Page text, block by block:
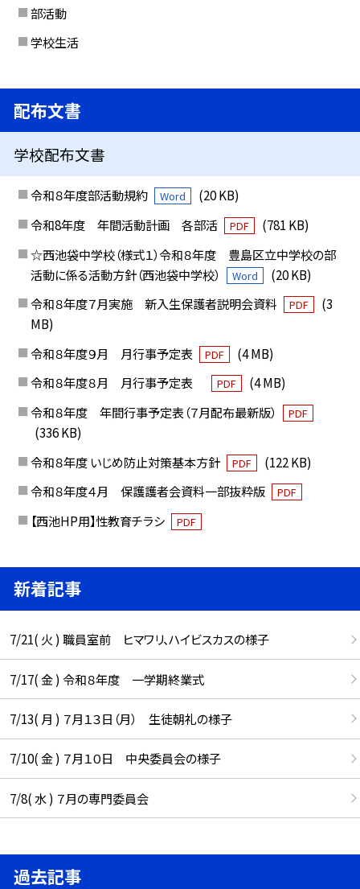
部活動
学校生活
配布文書
学校配布文書
令和８年度部活動規約 Word
(20 KB)
令和8年度 年間活動計画 各部活
PDF
(781 KB)
☆西池袋中学校（様式１）令和８年度 豊島区立中学校の部
活動に係る活動方針（西池袋中学校）
Word
(20 KB)
令和８年度７月実施 新入生保護者説明会資料
PDF
(3
MB)
令和８年度９月 月行事予定表
PDF
(4 MB)
令和８年度８月 月行事予定表
PDF
(4 MB)
令和８年度 年間行事予定表（７月配布最新版）
PDF
(336 KB)
令和８年度 いじめ防止対策基本方針
PDF
(122 KB)
令和８年度４月 保護護者会資料一部抜粋版
PDF
【西池HP用】性教育チラシ PDF
新着記事
7/21( 火 ) 職員室前 ヒマワリ、ハイビスカスの様子
7/17( 金 ) 令和８年度 一学期終業式
7/13( 月 ) ７月１３日（月） 生徒朝礼の様子
7/10( 金 ) ７月１０日 中央委員会の様子
7/8( 水 ) ７月の専門委員会
過去記事